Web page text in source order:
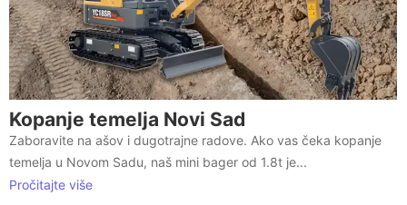
Kopanje temelja Novi Sad
Zaboravite na ašov i dugotrajne radove. Ako vas čeka kopanje
temelja u Novom Sadu, naš mini bager od 1.8t je...
Pročitajte više